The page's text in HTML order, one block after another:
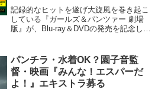
記録的なヒットを遂げ大旋風を巻き起こ
している『ガールズ＆パンツァー 劇場
版』が、Blu-ray＆DVDの発売を記念し
場で4DX版の再上映も実施されることが
明らかと...
パンチラ・水着OK？園子音監
督・映画『みんな！エスパーだ
よ！』エキストラ募る